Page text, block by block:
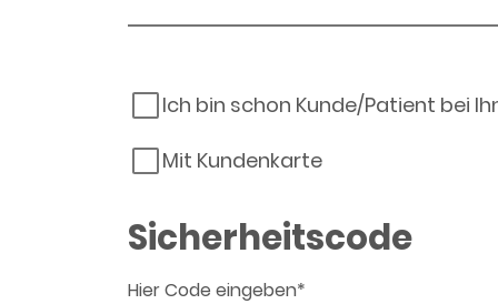
Ich bin schon Kunde/Patient bei
Mit Kundenkarte
Sicherheitscode
Hier Code eingeben*